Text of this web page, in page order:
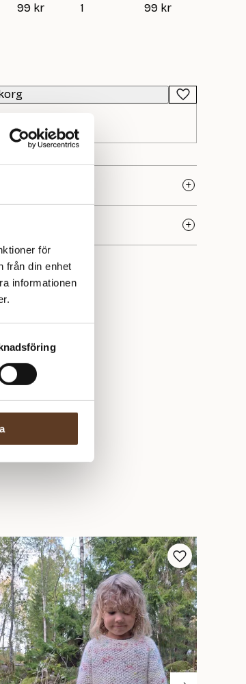
för
från din enhet
informationen
99 kr 1 99 kr
Lopi-garner som ofta används till
ett av de mest kända alternativen och är
ute.